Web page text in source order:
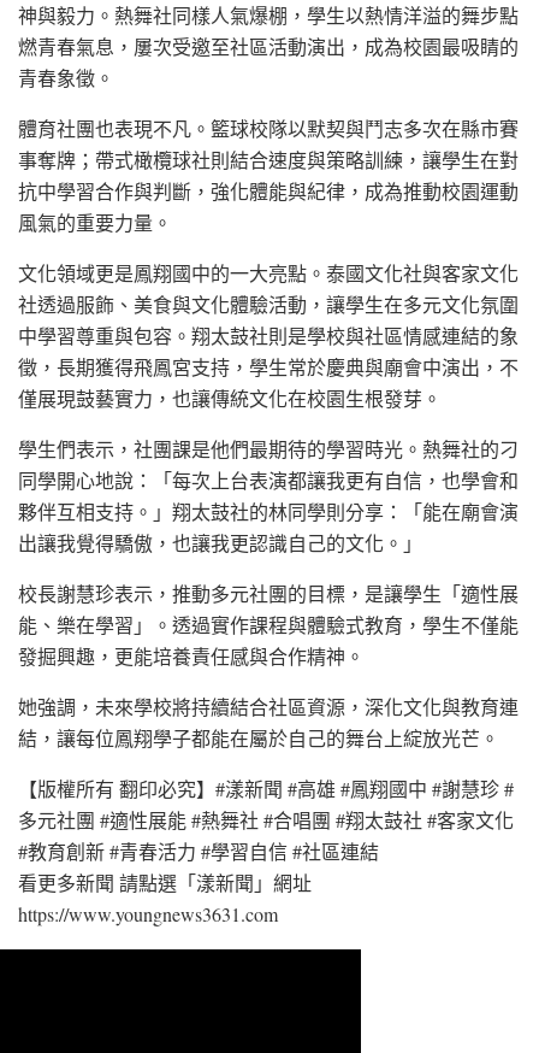
神與毅力。熱舞社同樣人氣爆棚，學生以熱情洋溢的舞步點
燃青春氣息，屢次受邀至社區活動演出，成為校園最吸睛的
青春象徵。
體育社團也表現不凡。籃球校隊以默契與鬥志多次在縣市賽
事奪牌；帶式橄欖球社則結合速度與策略訓練，讓學生在對
抗中學習合作與判斷，強化體能與紀律，成為推動校園運動
風氣的重要力量。
文化領域更是鳳翔國中的一大亮點。泰國文化社與客家文化
社透過服飾、美食與文化體驗活動，讓學生在多元文化氛圍
中學習尊重與包容。翔太鼓社則是學校與社區情感連結的象
徵，長期獲得飛鳳宮支持，學生常於慶典與廟會中演出，不
僅展現鼓藝實力，也讓傳統文化在校園生根發芽。
學生們表示，社團課是他們最期待的學習時光。熱舞社的刁
同學開心地說：「每次上台表演都讓我更有自信，也學會和
夥伴互相支持。」翔太鼓社的林同學則分享：「能在廟會演
出讓我覺得驕傲，也讓我更認識自己的文化。」
校長謝慧珍表示，推動多元社團的目標，是讓學生「適性展
能、樂在學習」。透過實作課程與體驗式教育，學生不僅能
發掘興趣，更能培養責任感與合作精神。
她強調，未來學校將持續結合社區資源，深化文化與教育連
結，讓每位鳳翔學子都能在屬於自己的舞台上綻放光芒。
【版權所有 翻印必究】#漾新聞 #高雄 #鳳翔國中 #謝慧珍 #
多元社團 #適性展能 #熱舞社 #合唱團 #翔太鼓社 #客家文化
#教育創新 #青春活力 #學習自信 #社區連結
看更多新聞 請點選「漾新聞」網址
https://www.youngnews3631.com